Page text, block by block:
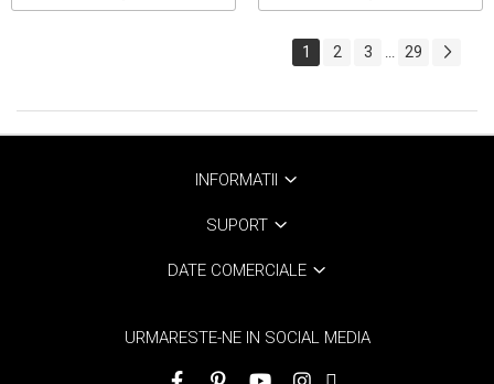
1 2 3 ... 29
INFORMATII
SUPORT
DATE COMERCIALE
URMARESTE-NE IN SOCIAL MEDIA